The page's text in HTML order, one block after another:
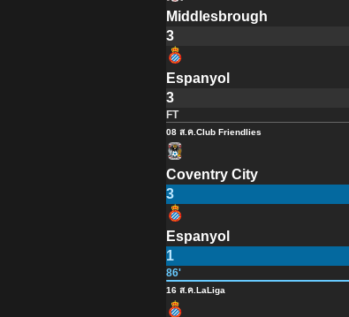
Middlesbrough
3
Espanyol
3
FT
08 ส.ค.Club Friendlies
Coventry City
3
Espanyol
1
86'
16 ส.ค.LaLiga